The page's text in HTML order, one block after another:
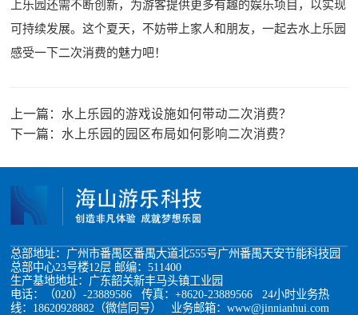
上乐园还需不断创新，为游客提供更多有趣的娱乐项目，以实现
可持续发展。这个夏天，不妨带上家人和朋友，一起去水上乐园
感受一下二次消费的魅力吧！
上一篇： 水上乐园的游戏设施如何带动二次消费？
下一篇： 水上乐园的园区布局如何影响二次消费？
总部地址：广州市番禺区番禺大道北555号广州番禺天安节能科技园
总部中心23号楼12层 邮编：511400
生产基地地址：广东韶关新丰马头镇工业园
电话：（020）-23889586 传真：+8620-23889566 24小时业务热
线：18620928882（微信同号） 业务邮箱：www@jinnianhui.com